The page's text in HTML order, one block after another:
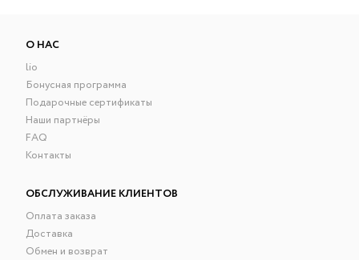
О НАС
lio
Бонусная программа
Подарочные сертификаты
Наши партнёры
FAQ
Контакты
ОБСЛУЖИВАНИЕ КЛИЕНТОВ
Оплата заказа
Доставка
Обмен и возврат